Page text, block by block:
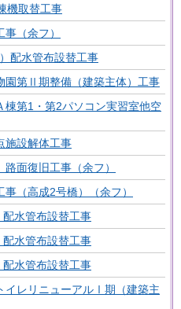
機取替工事
（余フ）
配水管布設替工事
園第Ⅱ期整備（建築主体）工事
棟第1・第2パソコン実習室他空
施設解体工事
面復旧工事（余フ）
事（高成2号橋）（余フ）
配水管布設替工事
配水管布設替工事
配水管布設替工事
イレリニューアルⅠ期（建築主